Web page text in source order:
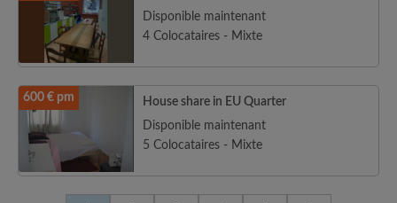
Disponible maintenant
4 Colocataires - Mixte
600 € pm
House share in EU Quarter
Disponible maintenant
5 Colocataires - Mixte